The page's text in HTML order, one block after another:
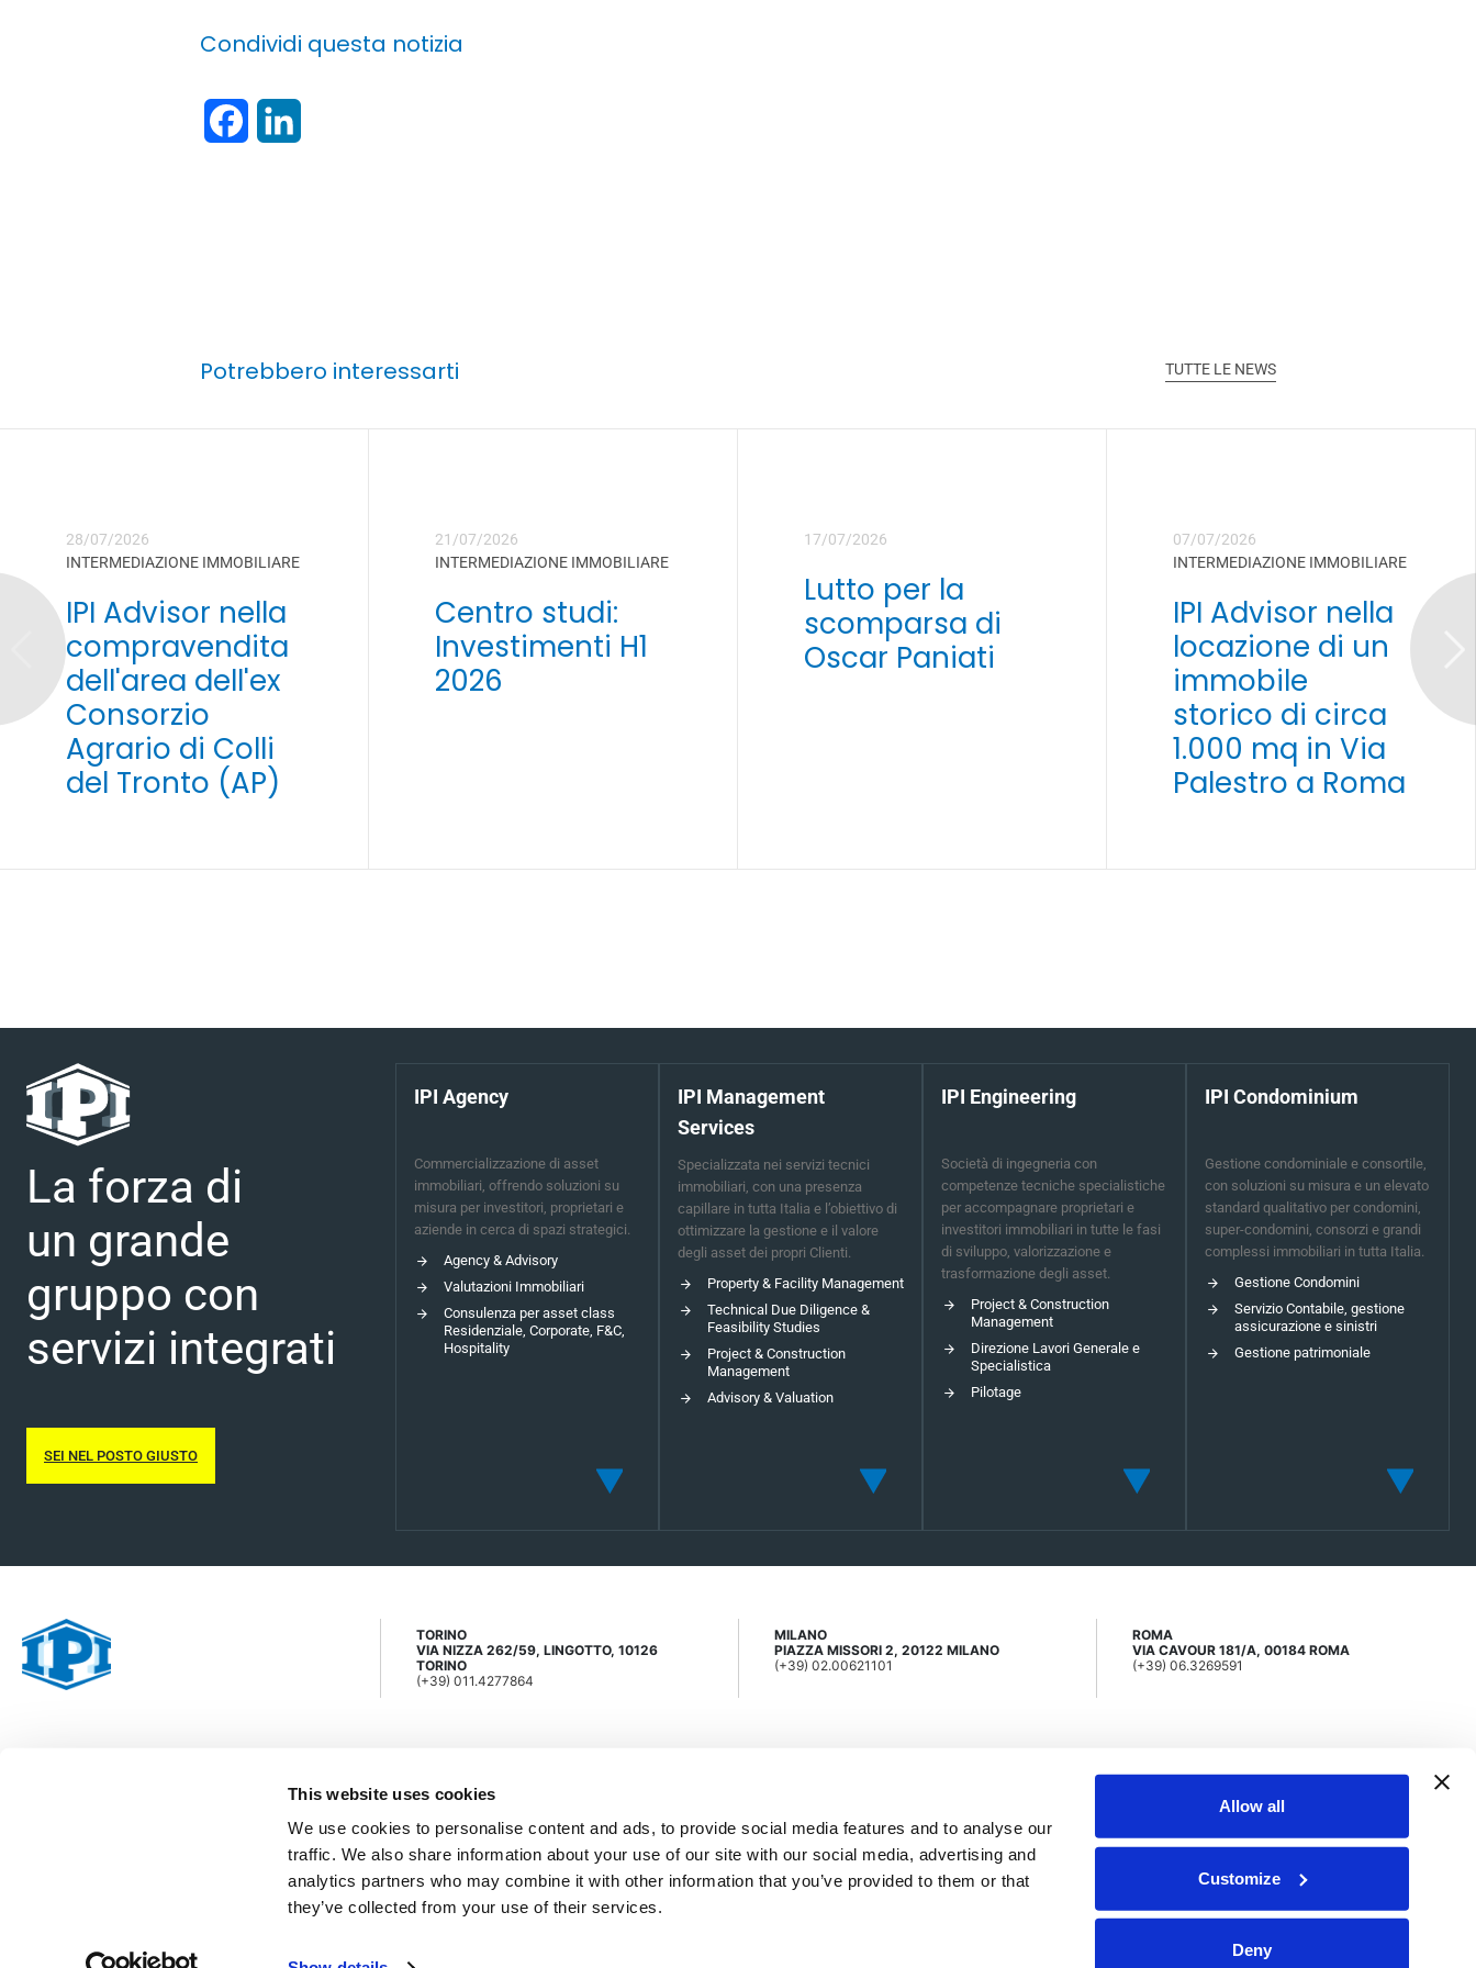
This website uses cookies
We use cookies to personalise content and ads, to provide social media features and to analyse our
traffic. We also share information about your use of our site with our social media, advertising and
analytics partners who may combine it with other information that you’ve provided to them or that
they’ve collected from your use of their services.
Allow all
Customize
Deny
Condividi questa notizia
Facebook
Potrebbero interessarti TUTTE LE NEWS
28/07/2026
INTERMEDIAZIONE IMMOBILIARE
IPI Advisor nella
compravendita
dell'area dell'ex
Consorzio
Agrario di Colli
del Tronto (AP)
21/07/2026
INTERMEDIAZIONE IMMOBILIARE
Centro studi:
Investimenti H1
2026
17/07/2026
Lutto per la
scomparsa di
Oscar Paniati
07/07/2026
INTERMEDIAZIONE IMMOBILIARE
IPI Advisor nella
locazione di un
immobile
storico di circa
1.000 mq in Via
Palestro a Roma
La forza di
un grande
gruppo con
servizi integrati
SEI NEL POSTO GIUSTO
IPI Agency
Commercializzazione di asset
immobiliari, offrendo soluzioni su
misura per investitori, proprietari e
aziende in cerca di spazi strategici.
Agency & Advisory
Valutazioni Immobiliari
Consulenza per asset class
Residenziale, Corporate, F&C,
Hospitality
IPI Management
Services
Specializzata nei servizi tecnici
immobiliari, con una presenza
capillare in tutta Italia e l’obiettivo di
ottimizzare la gestione e il valore
degli asset dei propri Clienti.
Property & Facility Management
Technical Due Diligence &
Feasibility Studies
Project & Construction
Management
Advisory & Valuation
IPI Engineering
Società di ingegneria con
competenze tecniche specialistiche
per accompagnare proprietari e
investitori immobiliari in tutte le fasi
di sviluppo, valorizzazione e
trasformazione degli asset.
Project & Construction
Management
Direzione Lavori Generale e
Specialistica
Pilotage
IPI Condominium
Gestione condominiale e consortile,
con soluzioni su misura e un elevato
standard qualitativo per condomini,
super-condomini, consorzi e grandi
complessi immobiliari in tutta Italia.
Gestione Condomini
Servizio Contabile, gestione
assicurazione e sinistri
Gestione patrimoniale
TORINO
VIA NIZZA 262/59, LINGOTTO, 10126
TORINO
(+39) 011.4277864
MILANO
PIAZZA MISSORI 2, 20122 MILANO
(+39) 02.00621101
ROMA
VIA CAVOUR 181/A, 00184 ROMA
(+39) 06.3269591
Sede Legale: Via Nizza 262/59 - 10126 Torino - Tel: (+39) 011 42 77 864 | info@ipi-spa.com
Cap. Soc. Euro 82.078.066 Rea 582414 - Registro Imprese di Torino cod. Fisc. e Partita IVA 02685530012 - Società soggetta a direzione e coordinamento di Mi.Mo.Se. S.p.A